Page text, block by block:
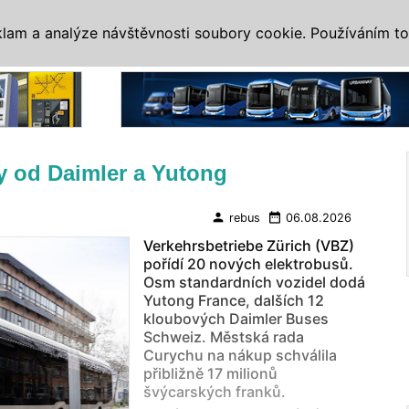
od Daimler a Yutong
person rebus date_range 06.08.2026
Verkehrsbetriebe Zürich (VBZ)
pořídí 20 nových elektrobusů.
Osm standardních vozidel dodá
Yutong France, dalších 12
kloubových Daimler Buses
Schweiz. Městská rada
Curychu na nákup schválila
přibližně 17 milionů
švýcarských franků.
a analýze návštěvnosti soubory cookie. Používáním